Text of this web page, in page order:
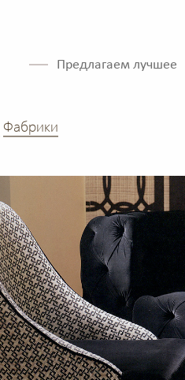
Предлагаем лучшее
Фабрики